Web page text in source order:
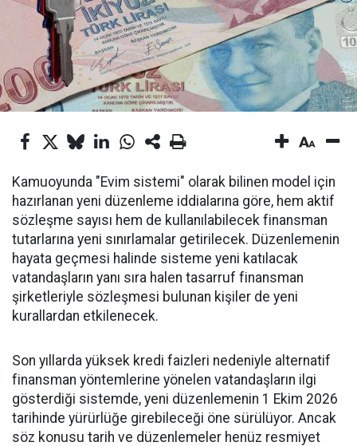
Kamuoyunda "Evim sistemi" olarak bilinen model için
hazırlanan yeni düzenleme iddialarına göre, hem aktif
sözleşme sayısı hem de kullanılabilecek finansman
tutarlarına yeni sınırlamalar getirilecek. Düzenlemenin
hayata geçmesi halinde sisteme yeni katılacak
vatandaşların yanı sıra halen tasarruf finansman
şirketleriyle sözleşmesi bulunan kişiler de yeni
kurallardan etkilenecek.
Son yıllarda yüksek kredi faizleri nedeniyle alternatif
finansman yöntemlerine yönelen vatandaşların ilgi
gösterdiği sistemde, yeni düzenlemenin 1 Ekim 2026
tarihinde yürürlüğe girebileceği öne sürülüyor. Ancak
söz konusu tarih ve düzenlemeler henüz resmiyet